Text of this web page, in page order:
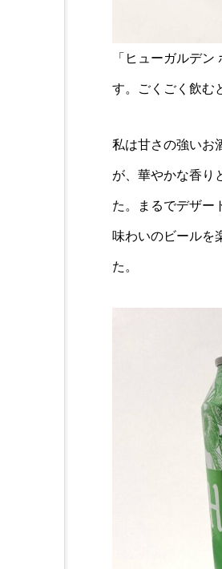
「ヒューガルデ
す。ごくごく飲む
私は甘さの強いお
が、華やかな香り
た。まるでデザー
味わいのビールを
た。